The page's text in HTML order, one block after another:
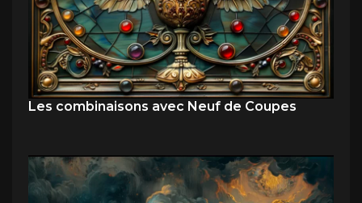
Les combinaisons avec Neuf de Coupes